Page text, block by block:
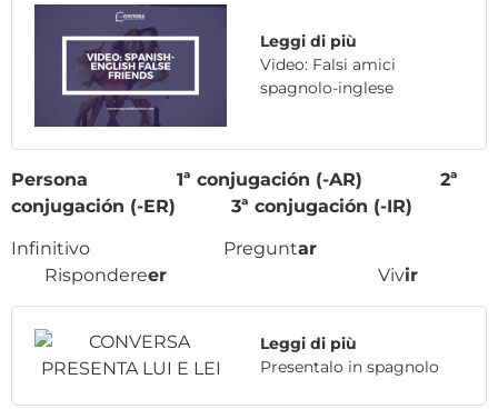
Leggi di più
Video: Falsi amici
spagnolo-inglese
Persona 1ª conjugación (-AR) 2ª
conjugación (-ER) 3ª conjugación (-IR)
Infinitivo Preguntar
Rispondereer Vivir
Leggi di più
Presentalo in spagnolo